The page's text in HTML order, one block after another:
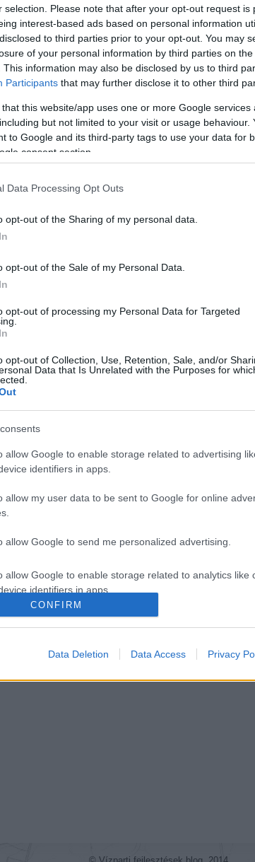
selection. Please note that after your opt-out request is
interest-based ads based on personal information
to third parties prior to your opt-out. You may
of your personal information by third parties on the
This information may also be disclosed by us to third
Participants that may further disclose it to other third
that this website/app uses one or more Google
but not limited to your visit or usage behaviour.
to Google and its third-party tags to use your data for
consent section.
Data Processing Opt Outs
opt-out of the Sharing of my personal data.
opt-out of the Sale of my Personal Data.
opt-out of processing my Personal Data for Targeted
opt-out of Collection, Use, Retention, Sale, and/or
Data that Is Unrelated with the Purposes for
allow Google to enable storage related to advertising
identifiers in apps.
allow my user data to be sent to Google for online
allow Google to send me personalized advertising.
allow Google to enable storage related to analytics like
identifiers in apps.
allow Google to enable storage related to functionality
allow Google to enable storage related to
CONFIRM
Data Deletion Data Access Privacy
környezet
legnagyobb vizes központja
testvére: egy éve számoltunk be a Tisza-tavi
akváriuma
, most Észak-Európa legnagyobb
a Víz Világnapjára (március 22.) időzítették.
Épület Poroszló Akvárium Amager Blue Planet